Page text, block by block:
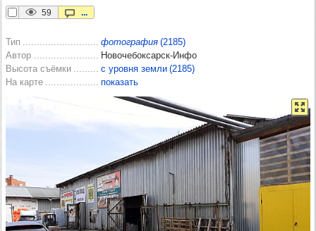
59 ...
Тип фотография (2185)
Автор
Новочебоксарск-Инфо
Высота съёмки
с уровня земли (2185)
На карте
показать